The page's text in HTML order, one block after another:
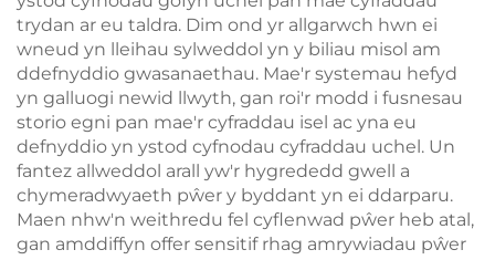
trydan ar eu taldra. Dim ond yr allgarwch hwn ei
wneud yn lleihau sylweddol yn y biliau misol am
ddefnyddio gwasanaethau. Mae'r systemau hefyd
yn galluogi newid llwyth, gan roi'r modd i fusnesau
storio egni pan mae'r cyfraddau isel ac yna eu
defnyddio yn ystod cyfnodau cyfraddau uchel. Un
fantez allweddol arall yw'r hygrededd gwell a
chymeradwyaeth pŵer y byddant yn ei ddarparu.
Maen nhw'n weithredu fel cyflenwad pŵer heb atal,
gan amddiffyn offer sensitif rhag amrywiadau pŵer